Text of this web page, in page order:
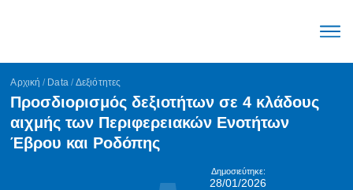
Αρχική / Data/Δεξιότητες
Προσδιορισμός δεξιοτήτων σε 4 κλάδους
αιχμής των Περιφερειακών Ενοτήτων
Έβρου και Ροδόπης
Δημοσιεύτηκε:
28/01/2026